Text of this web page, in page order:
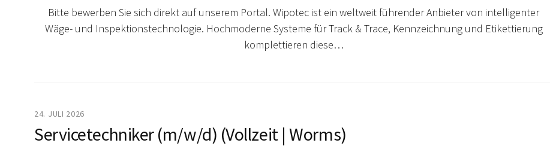
Bitte bewerben Sie sich direkt auf unserem Portal. Wipotec ist ein weltweit führender Anbieter von intelligenter
Wäge- und Inspektionstechnologie. Hochmoderne Systeme für Track & Trace, Kennzeichnung und Etikettierung
komplettieren diese…
24. JULI 2026
Servicetechniker (m/w/d) (Vollzeit | Worms)